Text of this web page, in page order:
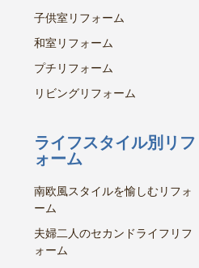
子供室リフォーム
和室リフォーム
プチリフォーム
リビングリフォーム
ライフスタイル別リフ
ォーム
南欧風スタイルを愉しむリフォ
ーム
夫婦二人のセカンドライフリフ
ォーム